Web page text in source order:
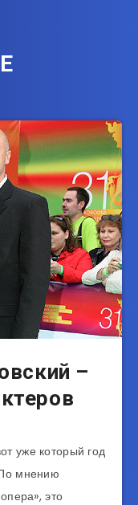
–
уже который год
мнению
это